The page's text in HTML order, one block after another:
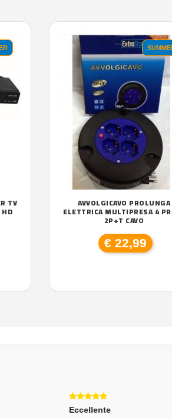
TV AVVOLGICAVO PROLUNGA
ELETTRICA MULTIPRESA 4
2P+T CAVO
€ 22,99
Eccellente